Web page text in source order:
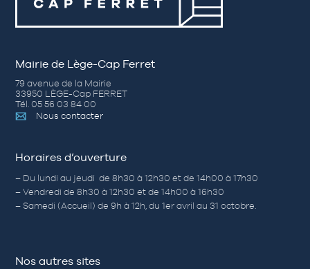
Mairie de Lège-Cap Ferret
79 avenue de la Mairie
33950 LÈGE-Cap FERRET
Tél. 05 56 03 84 00
Nous contacter
Horaires d’ouverture
– Du lundi au jeudi de 8h30 à 12h30 et de 14h00 à 17h30
– Vendredi de 8h30 à 12h30 et de 14h00 à 16h30
– Samedi (Accueil) de 9h à 12h, du 1er avril au 31 octobre.
Nos autres sites